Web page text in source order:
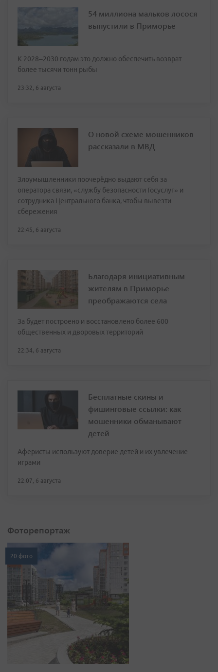
54 миллиона мальков лосося
выпустили в Приморье
К 2028–2030 годам это должно обеспечить возврат
более тысячи тонн рыбы
23:32, 6 августа
О новой схеме мошенников
рассказали в МВД
Злоумышленники поочерёдно выдают себя за
оператора связи, «службу безопасности Госуслуг» и
сотрудника Центрального банка, чтобы вывезти
сбережения
22:45, 6 августа
Благодаря инициативным
жителям в Приморье
преображаются села
За будет построено и восстановлено более 600
общественных и дворовых территорий
22:34, 6 августа
Бесплатные скины и
фишинговые ссылки: как
мошенники обманывают
детей
Аферисты используют доверие детей и их увлечение
играми
22:07, 6 августа
Фоторепортаж
20 фото